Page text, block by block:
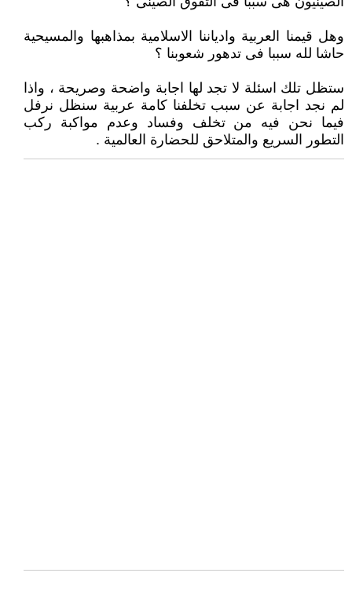
وهل قيمنا العربية وادياننا الاسلامية بمذاهبها والمسيحية
حاشا لله سببا فى تدهور شعوبنا ؟
ستظل تلك اسئلة لا تجد لها اجابة واضحة وصريحة ، واذا
لم نجد اجابة عن سبب تخلفنا كامة عربية سنظل نرفل
فيما نحن فيه من تخلف وفساد وعدم مواكبة ركب
التطور السريع والمتلاحق للحضارة العالمية .